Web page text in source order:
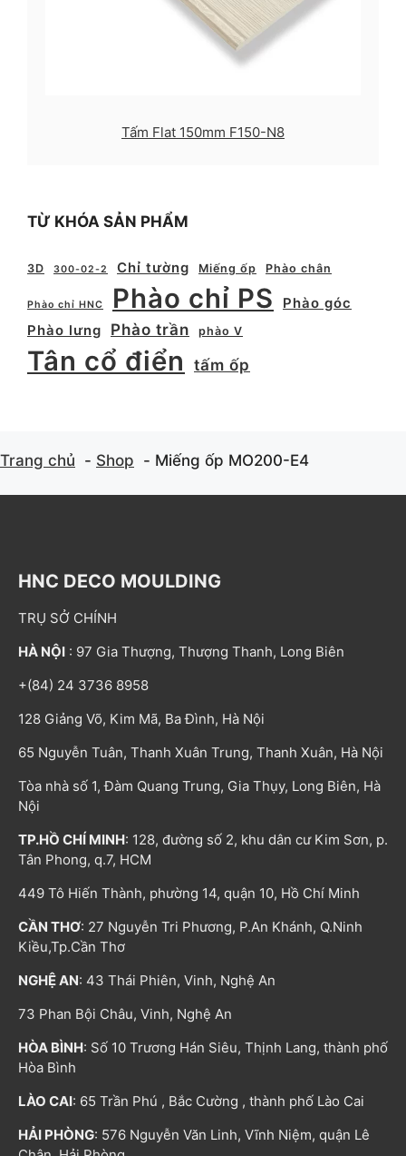
Tấm Flat 150mm F150-N8
TỪ KHÓA SẢN PHẨM
3D 300-02-2 Chỉ tường Miếng ốp Phào chân
Phào chỉ HNC Phào chỉ PS
Phào góc
Phào lưng
Phào trần phào V
Tân cổ điển tấm ốp
Trang chủ Shop Miếng ốp MO200-E4
HNC DECO MOULDING
TRỤ SỞ CHÍNH
HÀ NỘI : 97 Gia Thượng, Thượng Thanh, Long Biên
+(84) 24 3736 8958
128 Giảng Võ, Kim Mã, Ba Đình, Hà Nội
65 Nguyễn Tuân, Thanh Xuân Trung, Thanh Xuân, Hà Nội
Tòa nhà số 1, Đàm Quang Trung, Gia Thụy, Long Biên, Hà
Nội
TP.HỒ CHÍ MINH: 128, đường số 2, khu dân cư Kim Sơn, p.
Tân Phong, q.7, HCM
449 Tô Hiến Thành, phường 14, quận 10, Hồ Chí Minh
CẦN THƠ: 27 Nguyễn Tri Phương, P.An Khánh, Q.Ninh
Kiều,Tp.Cần Thơ
NGHỆ AN: 43 Thái Phiên, Vinh, Nghệ An
73 Phan Bội Châu, Vinh, Nghệ An
HÒA BÌNH: Số 10 Trương Hán Siêu, Thịnh Lang, thành phố
Hòa Bình
LÀO CAI: 65 Trần Phú , Bắc Cường , thành phố Lào Cai
HẢI PHÒNG: 576 Nguyễn Văn Linh, Vĩnh Niệm, quận Lê